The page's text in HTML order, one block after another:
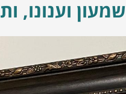
שמעון וענונו,